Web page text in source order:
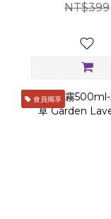
NT$399
會員獨享